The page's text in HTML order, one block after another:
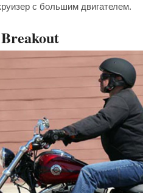
с большим двигателем.